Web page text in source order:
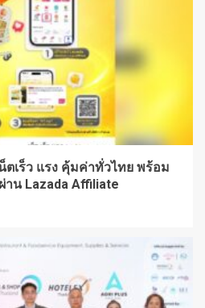
ตเร็ว แรง คุ้มค่าทั่วไทย พร้อม
าน Lazada Affiliate